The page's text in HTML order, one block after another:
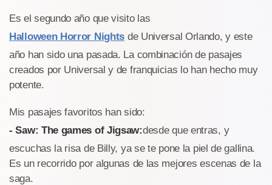
Es el segundo año que visito las
Halloween Horror Nights de Universal Orlando, y este
año han sido una pasada. La combinación de pasajes
creados por Universal y de franquicias lo han hecho muy
potente.
Mis pasajes favoritos han sido:
- Saw: The games of Jigsaw:desde que entras, y
escuchas la risa de Billy, ya se te pone la piel de gallina.
Es un recorrido por algunas de las mejores escenas de la
saga.